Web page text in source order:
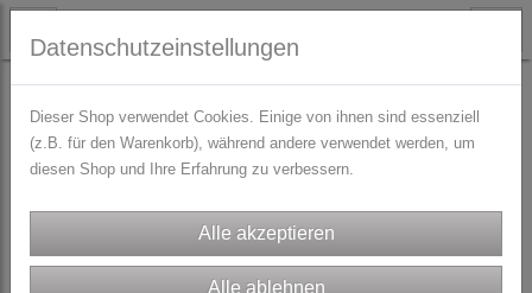
TRACHTENZUBEHÖR Jacquardborten & Webbänder
Datenschutzeinstellungen
Dieser Shop verwendet Cookies. Einige von ihnen sind essenziell
(z.B. für den Warenkorb), während andere verwendet werden, um
diesen Shop und Ihre Erfahrung zu verbessern.